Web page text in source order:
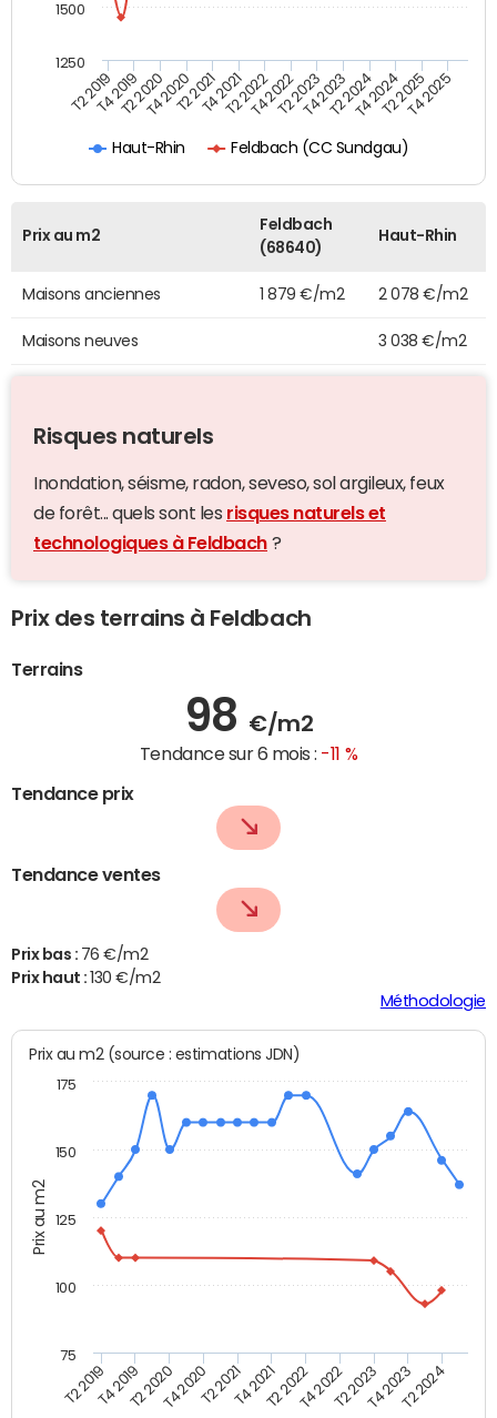
Haut-Rhin Feldbach (CC Sundgau)
T2 2019T4 2019T2 2020T4 2020T2 2021T4 2021T2 2022T4 2022T2 2023T4 2023T2 2024T4 2024T2 2025T4 2025
1250
1500
Prix au m2
Feldbach
(68640)
Haut-Rhin
Maisons anciennes 1 879 €/m2 2 078 €/m2
Maisons neuves 3 038 €/m2
Risques naturels
Inondation, séisme, radon, seveso, sol argileux, feux
de forêt... quels sont les risques naturels et
technologiques à Feldbach ?
Prix des terrains à Feldbach
Terrains
98 €/m2
Tendance sur 6 mois : -11 %
Tendance prix
Tendance ventes
Prix bas : 76 €/m2
Prix haut : 130 €/m2
Méthodologie
Prix au m2
Prix au m2 (source : estimations JDN)
T2 2019T4 2019T2 2020T4 2020T2 2021T4 2021T2 2022T4 2022T2 2023T4 2023T2 2024
100
75
125
150
175